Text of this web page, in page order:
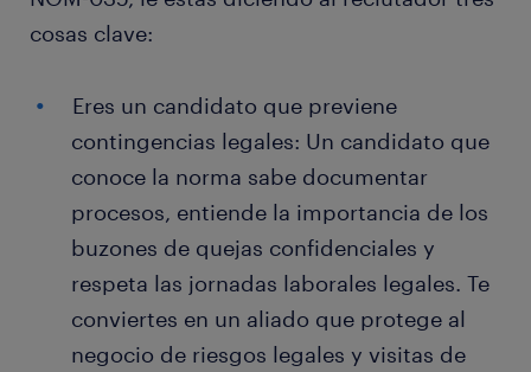
cosas clave:
Eres un candidato que previene
contingencias legales: Un candidato que
conoce la norma sabe documentar
procesos, entiende la importancia de los
buzones de quejas confidenciales y
respeta las jornadas laborales legales. Te
conviertes en un aliado que protege al
negocio de riesgos legales y visitas de